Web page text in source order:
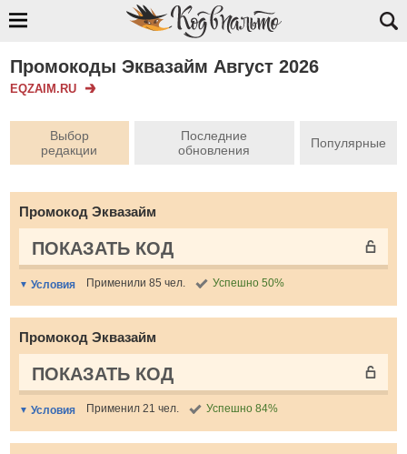
Промокоды Эквазайм Август 2026
EQZAIM.RU
Выбор
редакции
Последние
обновления
Популярные
Промокод Эквазайм
ПОКАЗАТЬ КОД
Условия Применили 85 чел. Успешно 50%
Промокод Эквазайм
ПОКАЗАТЬ КОД
Условия Применил 21 чел. Успешно 84%